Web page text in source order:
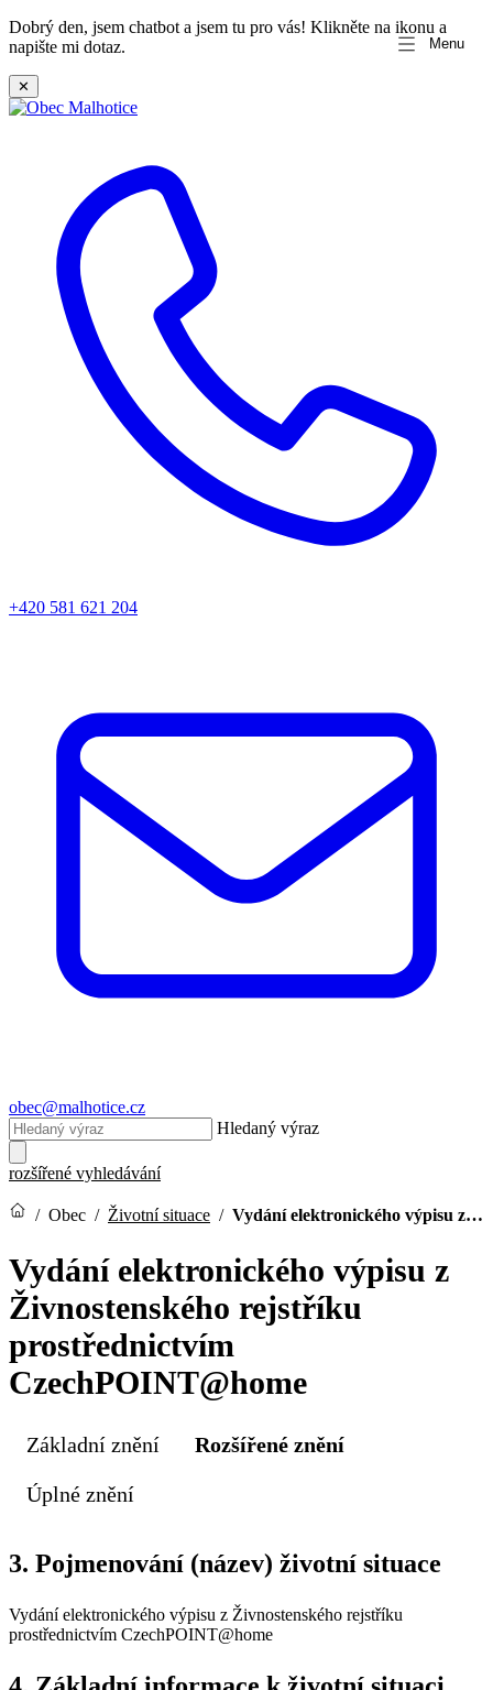
Dobrý den, jsem chatbot a jsem tu pro vás! Klikněte na ikonu a
napište mi dotaz.
✕
+420 581 621 204
obec@malhotice.cz
Hledaný výraz
rozšířené vyhledávání
Menu
/ Obec / Životní situace / Vydání elektronického výpisu z…
Vydání elektronického výpisu z
Živnostenského rejstříku
prostřednictvím
CzechPOINT@home
Základní znění Rozšířené znění
Úplné znění
3. Pojmenování (název) životní situace
Vydání elektronického výpisu z Živnostenského rejstříku
prostřednictvím CzechPOINT@home